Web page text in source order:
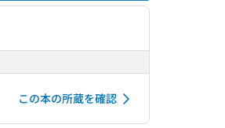
この本の所蔵を確認